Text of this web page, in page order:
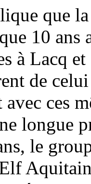
que
10 ans
à Lacq
de
ces
longue
le